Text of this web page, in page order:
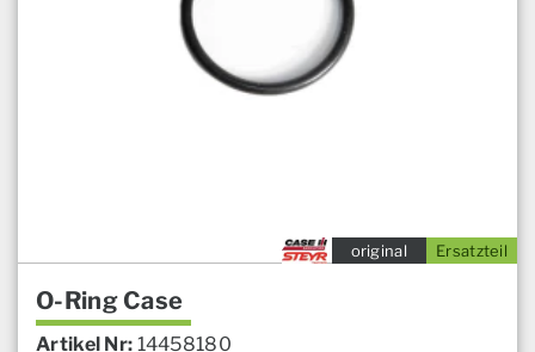
Ersatzteil
original
O-Ring Case
Artikel Nr: 14458180